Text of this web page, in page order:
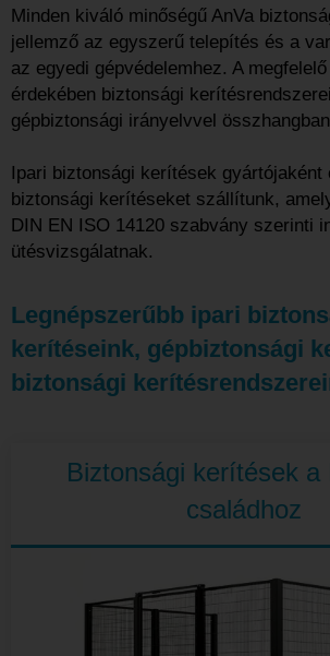
Minden kiváló minőségű AnVa
jellemző az egyszerű telepítés és a
az egyedi gépvédelemhez. A
érdekében biztonsági
gépbiztonsági irányelvvel
Ipari biztonsági kerítések gyártójaként
biztonsági kerítéseket szállítunk,
DIN EN ISO 14120 szabvány szerinti
ütésvizsgálatnak.
Legnépszerűbb ipari
kerítéseink, gépbiztonsági
biztonsági
Biztonsági kerítések a
családhoz